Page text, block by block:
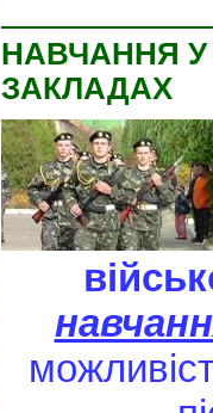
НАВЧАННЯ
ЗАКЛАДАХ